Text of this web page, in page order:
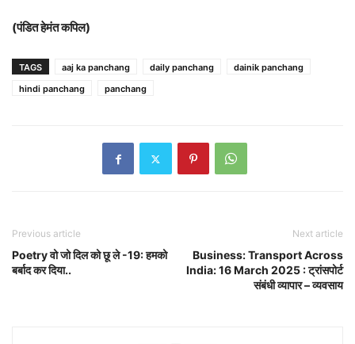
(पंडित हेमंत कपिल)
TAGS aaj ka panchang daily panchang
dainik panchang
hindi panchang
panchang
Previous article
Poetry वो जो दिल को छू ले -19: हमको
बर्बाद कर दिया..
Next article
Business: Transport Across
India: 16 March 2025 : ट्रांसपोर्ट
संबंधी व्यापार – व्यवसाय